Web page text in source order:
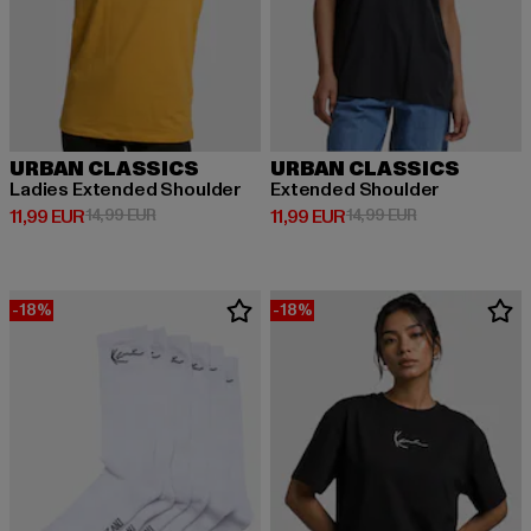
URBAN CLASSICS
Ladies Extended Shoulder
11,99 EUR
Derzeitiger Preis: 11,99 EUR
14,99 EURAktionspreis: 14,99 EUR
URBAN CLASSICS
Extended Shoulder
11,99 EUR
Derzeitiger Preis: 11,99 EUR
14,99 EURAktionspreis:
-18% -18%